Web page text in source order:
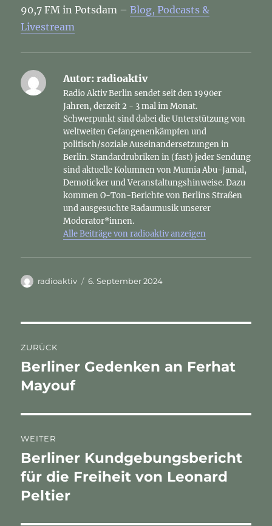
90,7 FM in Potsdam –Blog, Podcasts &
Livestream
Autor: radioaktiv
Radio Aktiv Berlin sendet seit den 1990er
Jahren, derzeit 2 - 3 mal im Monat.
Schwerpunkt sind dabei die Unterstützung von
weltweiten Gefangenenkämpfen und
politisch/soziale Auseinandersetzungen in
Berlin. Standardrubriken in (fast) jeder Sendung
sind aktuelle Kolumnen von Mumia Abu-Jamal,
Demoticker und Veranstaltungshinweise. Dazu
kommen O-Ton-Berichte von Berlins Straßen
und ausgesuchte Radaumusik unserer
Moderator*innen.
Alle Beiträge von radioaktiv anzeigen
Autor
radioaktiv
Veröffentlicht
6. September 2024
ZURÜCK
Vorheriger
Beitrag:
Berliner Gedenken an Ferhat
Mayouf
WEITER
Nächster
Beitrag:
Berliner Kundgebungsbericht
für die Freiheit von Leonard
Peltier